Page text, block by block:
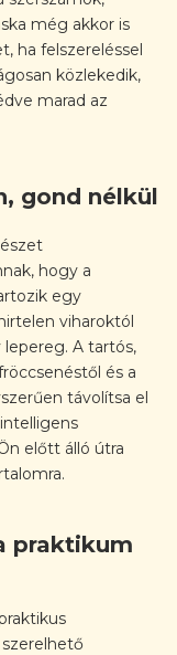
még akkor is
ha felszereléssel
közlekedik,
marad az
gond nélkül
hogy a
egy
viharoktól
A tartós,
és a
távolítsa el
előtt álló útra
praktikum